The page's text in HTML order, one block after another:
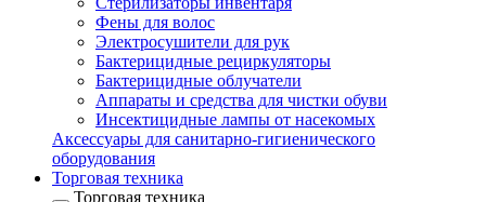
Фены для волос
Электросушители для рук
Бактерицидные рециркуляторы
Бактерицидные облучатели
Аппараты и средства для чистки обуви
Инсектицидные лампы от насекомых
Аксессуары для санитарно-гигиенического
оборудования
Торговая техника
Торговая техника